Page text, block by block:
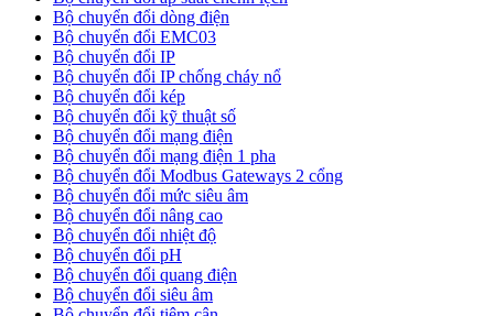
Bộ chuyển đổi dòng điện
Bộ chuyển đổi EMC03
Bộ chuyển đổi IP
Bộ chuyển đổi IP chống cháy nổ
Bộ chuyển đổi kép
Bộ chuyển đổi kỹ thuật số
Bộ chuyển đổi mạng điện
Bộ chuyển đổi mạng điện 1 pha
Bộ chuyển đổi Modbus Gateways 2 cổng
Bộ chuyển đổi mức siêu âm
Bộ chuyển đổi nâng cao
Bộ chuyển đổi nhiệt độ
Bộ chuyển đổi pH
Bộ chuyển đổi quang điện
Bộ chuyển đổi siêu âm